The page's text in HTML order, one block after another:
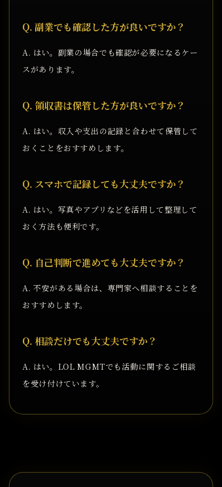
Q. 副業でも確認した方が良いですか？
A. はい。副業の場合でも確認が必要になるケー
スがあります。
Q. 領収書は保管した方が良いですか？
A. はい。収入や支出の記録と合わせて保管して
おくことをおすすめします。
Q. スマホで記録しても大丈夫ですか？
A. はい。写真やアプリなどを活用して整理して
おく方法も便利です。
Q. 自己判断で進めても大丈夫ですか？
A. 不安がある場合は、専門家へ相談することを
おすすめします。
Q. 相談だけでも大丈夫ですか？
A. はい。LOL MGMTでも活動に関するご相談
を受け付けています。